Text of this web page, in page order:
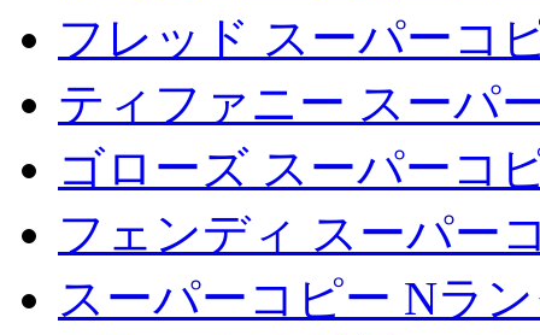
フレッド スーパーコ
ティファニー スーパ
ゴローズ スーパーコ
フェンディ スーパー
スーパーコピー Nラ